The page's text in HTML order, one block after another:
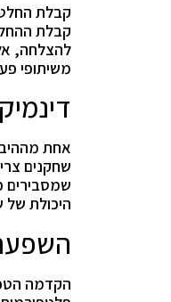
קבלת
קבלת
להצלחה,
משיתופי
שחקנים
שמסבירים
היכולת
הקדמה